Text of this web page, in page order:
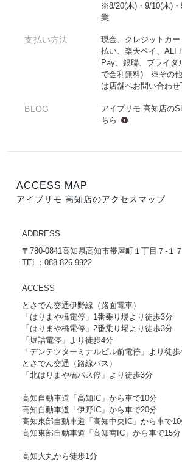
※8/20(木)・9/10(木)
業
支払い方法
現金、クレジットカ
払い、楽天ペイ、ALI
Pay、銀聯、ブライダ
で金利無料) ※その他
は店舗へお問い合わせ
BLOG アイプリモ 高知店の
ちら
ACCESS MAP
アイプリモ 高知店のアクセスマップ
ADDRESS
〒780-0841高知県高知市帯屋町１丁目７-１７
TEL：088-826-9922
ACCESS
とさでん交通伊野線（路面電車）
「はりまや橋電停」1番乗り場より徒歩3分
「はりまや橋電停」2番乗り場より徒歩3分
「堀詰電停」より徒歩4分
「デンテツターミナルビル前電停」より徒歩
とさでん交通（路線バス）
「北はりまや橋バス停」より徒歩3分
高知自動車道「高知IC」から車で10分
高知自動車道「伊野IC」から車で20分
高知東部自動車道「高知中央IC」から車で10
高知東部自動車道「高知南IC」から車で15分
高知大丸から徒歩1分